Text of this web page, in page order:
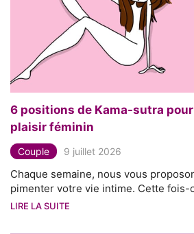
6 positions de Kama-sutra
plaisir féminin
Couple 9 juillet 2026
Chaque semaine, nous vous
pimenter votre vie intime. Cette fois-
LIRE LA SUITE